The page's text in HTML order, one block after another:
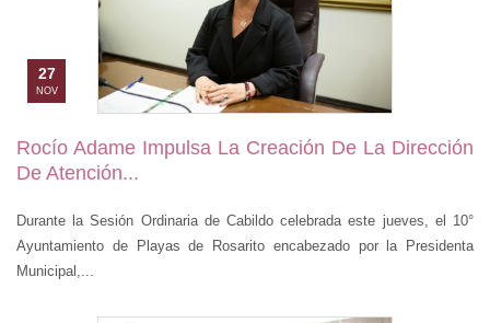
27
NOV
Rocío Adame Impulsa La Creación De La Dirección
De Atención...
Durante la Sesión Ordinaria de Cabildo celebrada este jueves, el 10°
Ayuntamiento de Playas de Rosarito encabezado por la Presidenta
Municipal,...